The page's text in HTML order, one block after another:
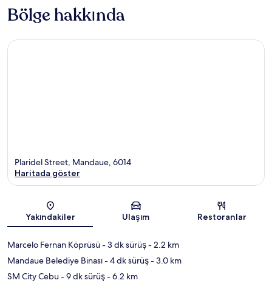
Bölge hakkında
Harita
Plaridel Street, Mandaue, 6014
Haritada göster
Yakındakiler Ulaşım Restoranlar
Marcelo Fernan Köprüsü- 3 dk sürüş- 2.2 km
Mandaue Belediye Binası- 4 dk sürüş- 3.0 km
SM City Cebu- 9 dk sürüş- 6.2 km